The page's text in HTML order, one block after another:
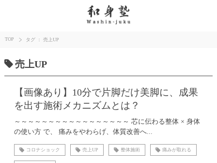
TOP タグ ： 売上UP
売上UP
【画像あり】10分で片脚だけ美脚に、成果
を出す施術メカニズムとは？
～～～～～～～～～～～～～～～～～ 芯に伝わる整体 × 身体
の使い方 で、 痛みをやわらげ、体質改善へ...
コロナショック 売上UP 整体施術 痛みが取れる